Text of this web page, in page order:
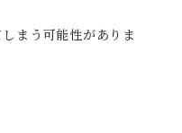
まう可能性がありま